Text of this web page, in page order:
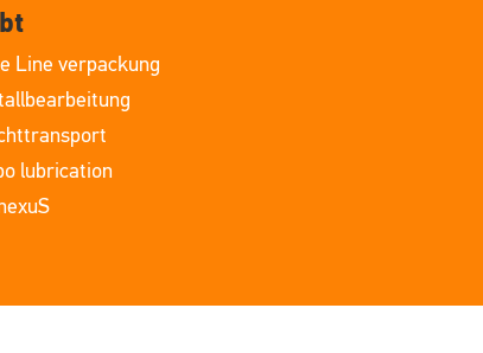
Line verpackung
lubrication